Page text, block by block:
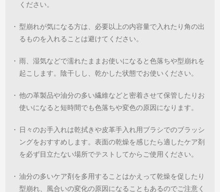
ください。
・ 型崩れが気になる方は、必要以上の内容量で入れたり角の出
るものを入れることは避けてください。
・ 雨、湿気などで濡れたままお使いになると色落ちや型崩れを
起こします。陰干しし、乾かした状態でお使いください。
・ 他の革製品や油分の多い繊維などと密着させて保管したりお
使いになると短時間でも色落ちや変色の原因になります。
・
日々のお手入れは乾拭きや皮革手入れ用ブラシでのブラッシ
ングをおすすめします。表面の乾燥を感じたら適したケア剤
を必ず目立たない場所でテストしてからご使用ください。
・ 油分の多いケア剤を多用することはかえって乾燥を促したり
型崩れ、風合いの変化の原因になることもあるのでご注意く